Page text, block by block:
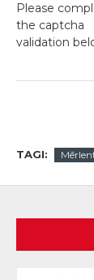
Please
the captcha
validation
TAGI: